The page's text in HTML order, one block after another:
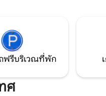
and
life.
ป่าอันเขียวชอุ่ม พ
ที่มีหมอกปกคลุม
และเสียงเรียกขอ
ฟรีบริเวณที่พัก
ศ